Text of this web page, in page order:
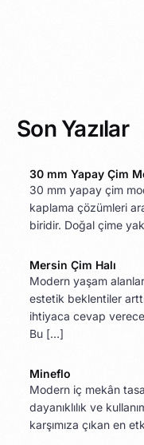
Son Yazılar
30 mm Yapay Çim
30 mm yapay çim
kaplama çözümleri
biridir. Doğal çime
Mersin Çim Halı
Modern yaşam
estetik beklentiler
ihtiyaca cevap
Bu […]
Mineflo
Modern iç mekân
dayanıklılık ve
karşımıza çıkan en